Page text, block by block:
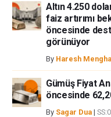
Altın 4.250
faiz artırımı
öncesinde
görünüyor
By Haresh
Gümüş Fiyat
öncesinde
By Sagar Dua |